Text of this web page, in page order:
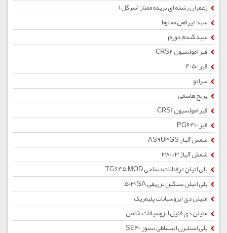
زعفران رشته ای بریده ممتاز (سرگل)
سبد تیرآهن مخلوط
سبد گندم دورم
قیر امولسیون CRS2
قیر 4050
سراتو
برنج هاشمی
قیر امولسیون CRS1
قیر PG6410
شمش آلیاژ AS9U3GS
شمش آلیاژ 380/3
پلی اتیلن ترفتالات نساجی TG645 MOD
پلی اتیلن سنگین تزریقی 5030SA
متیلن دی ایزوسیانات پلیمریک
متیلن دی فنیل ایزوسیانات خالص
پلی استایرن انبساطی نسوز SE40